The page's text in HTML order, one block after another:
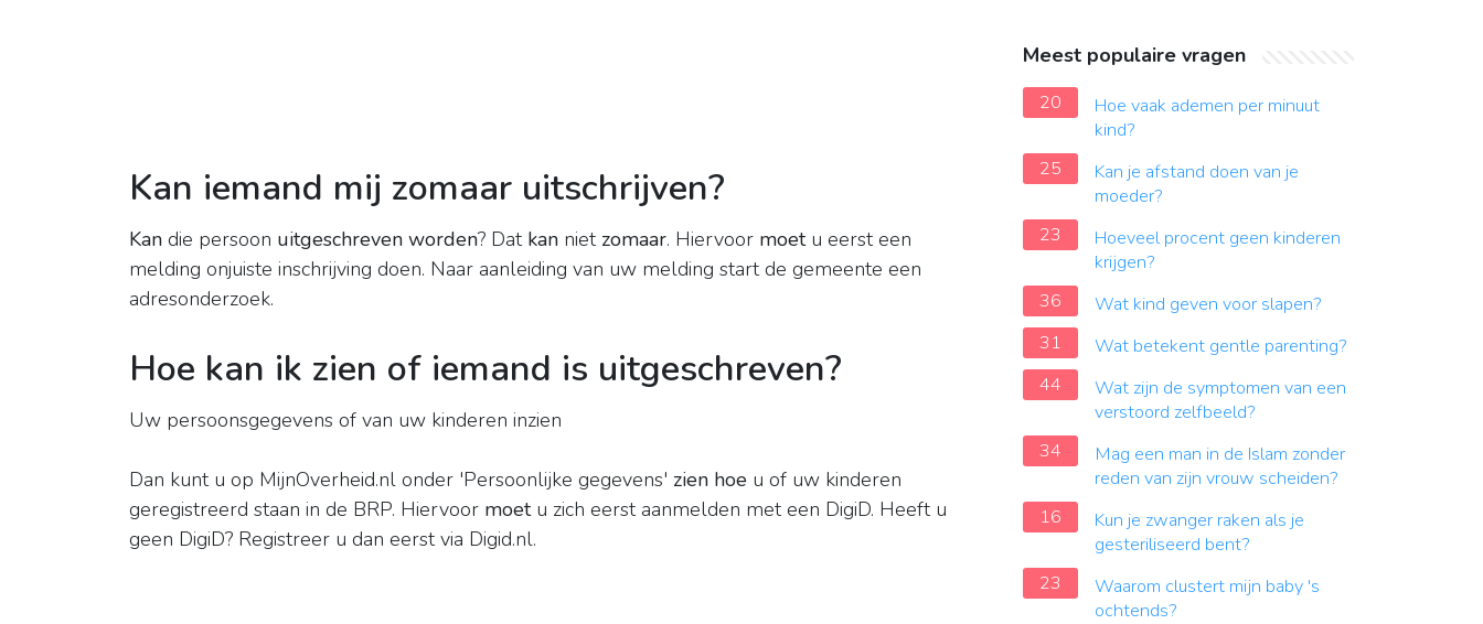
Kan iemand mij zomaar uitschrijven?
Kan die persoon uitgeschreven worden? Dat kan niet zomaar. Hiervoor moetu eerst een
melding onjuiste inschrijving doen. Naar aanleiding van uw melding start de gemeente een
adresonderzoek.
Hoe kan ik zien of iemand is uitgeschreven?
Uw persoonsgegevens of van uw kinderen inzien
Dan kunt u op MijnOverheid.nl onder 'Persoonlijke gegevens' zien hoe u of uw kinderen
geregistreerd staan in de BRP. Hiervoor moetu zich eerst aanmelden met een DigiD. Heeft u
geen DigiD? Registreer u dan eerst via Digid.nl.
Meest populaire vragen
20
Hoe vaak ademen per minuut
kind?
25
Kan je afstand doen van je
moeder?
23
Hoeveel procent geen kinderen
krijgen?
36
Wat kind geven voor slapen?
31
Wat betekent gentle parenting?
44
Wat zijn de symptomen van een
verstoord zelfbeeld?
34
Mag een man in de Islam zonder
reden van zijn vrouw scheiden?
16
Kun je zwanger raken als je
gesteriliseerd bent?
23
Waarom clustert mijn baby 's
ochtends?